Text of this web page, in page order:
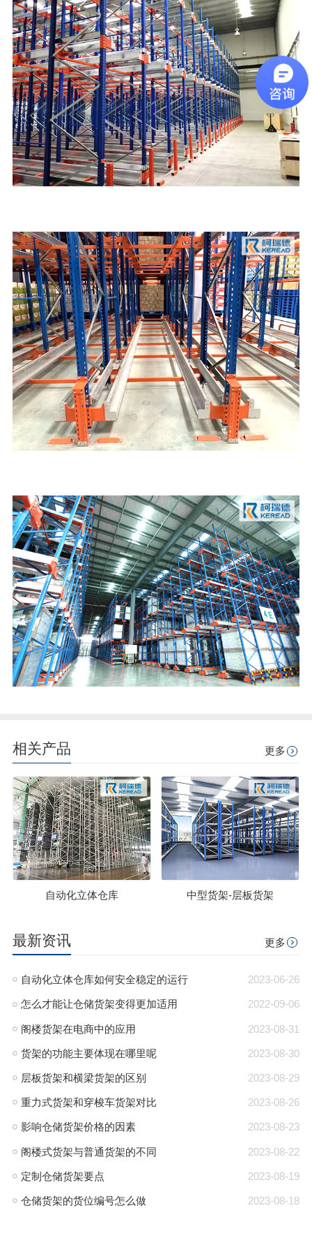
相关产品 更多
自动化立体仓库 中型货架-层板货架
最新资讯 更多
2023-06-26
自动化立体仓库如何安全稳定的运行
2022-09-06
怎么才能让仓储货架变得更加适用
2023-08-31
阁楼货架在电商中的应用
2023-08-30
货架的功能主要体现在哪里呢
2023-08-29
层板货架和横梁货架的区别
2023-08-26
重力式货架和穿梭车货架对比
2023-08-23
影响仓储货架价格的因素
2023-08-22
阁楼式货架与普通货架的不同
2023-08-19
定制仓储货架要点
2023-08-18
仓储货架的货位编号怎么做